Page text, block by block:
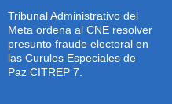
Tribunal Administrativo del
Meta ordena al CNE resolver
presunto fraude electoral en
las Curules Especiales de
Paz CITREP 7.